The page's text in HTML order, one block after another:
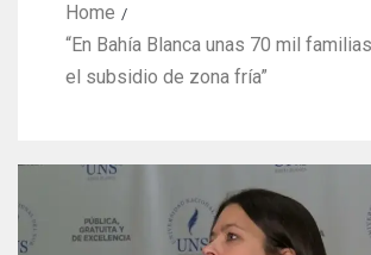
Home
“En Bahía Blanca unas 70 mil
el subsidio de zona fría”​